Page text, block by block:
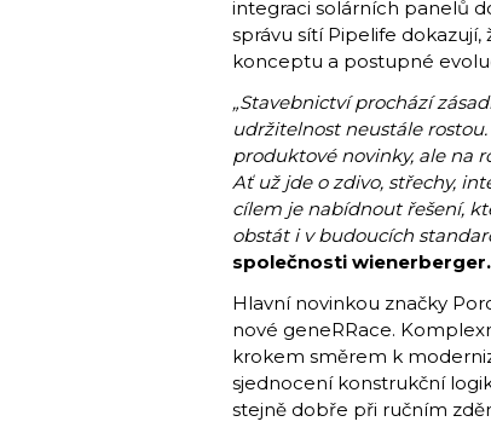
integraci solárních panelů
správu sítí Pipelife
konceptu a postupné
​​„Stavebnictví prochází
udržitelnost neustále
produktové novinky, ale na
Ať už jde o zdivo, střechy,
cílem je nabídnout řešení,
obstát i v budoucích
společnosti wienerberger.
Hlavní novinkou značky
nové geneRRace.
krokem směrem k
sjednocení konstrukční
stejně dobře při ručním